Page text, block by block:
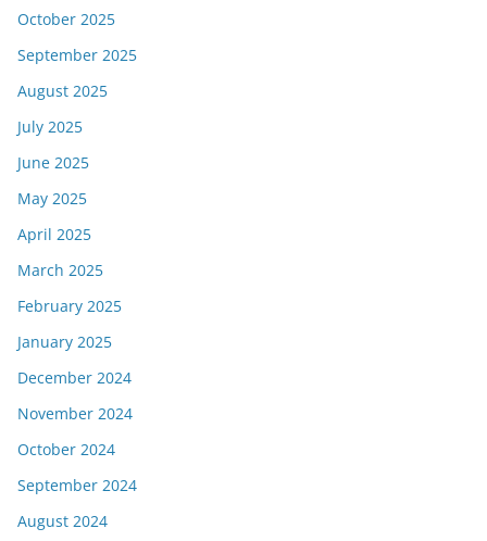
October 2025
September 2025
August 2025
July 2025
June 2025
May 2025
April 2025
March 2025
February 2025
January 2025
December 2024
November 2024
October 2024
September 2024
August 2024